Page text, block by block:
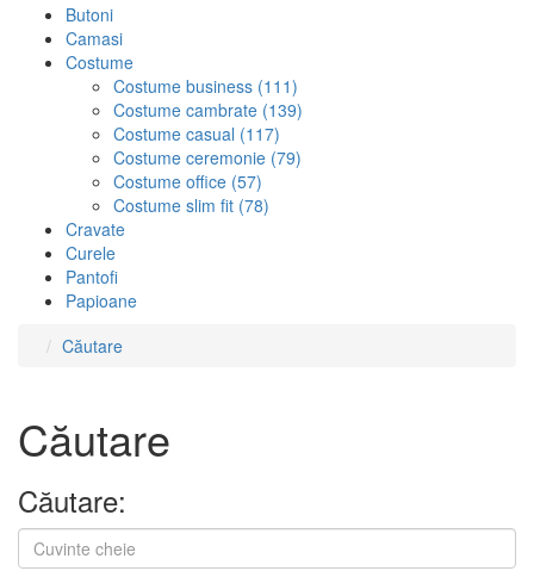
Butoni
Camasi
Costume
Costume business (111)
Costume cambrate (139)
Costume casual (117)
Costume ceremonie (79)
Costume office (57)
Costume slim fit (78)
Cravate
Curele
Pantofi
Papioane
Căutare
Căutare
Căutare: